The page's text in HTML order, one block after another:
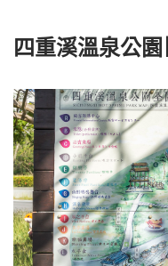
四重溪溫泉公